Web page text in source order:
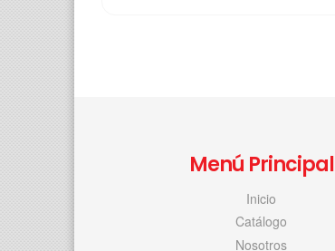
Menú Principal
Inicio
Catálogo
Nosotros